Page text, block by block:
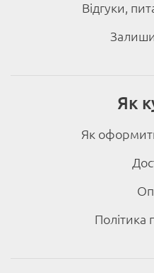
Відгуки,
Як
Як
Політика